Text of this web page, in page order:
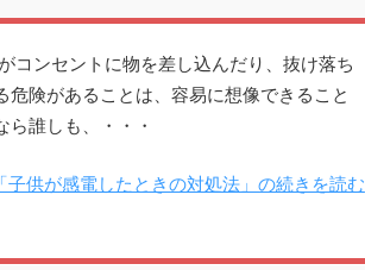
コンセントに物を差し込んだり、抜け落ち
険があることは、容易に想像できること
誰しも、・・・
「子供が感電したときの対処法」の続きを読む